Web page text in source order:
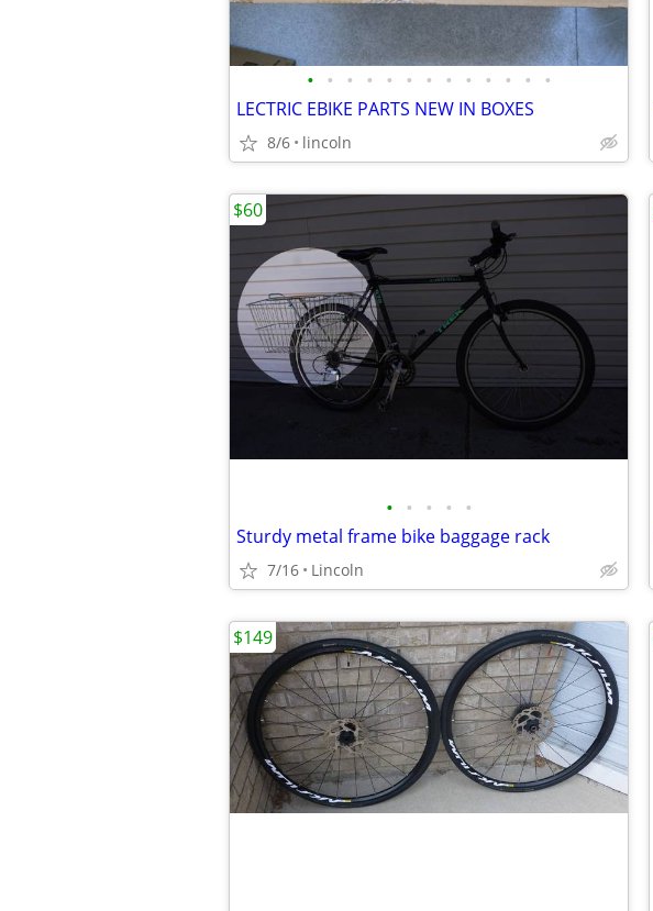
• • • • • • • • • • • • •
LECTRIC EBIKE PARTS NEW IN BOXES
8/6 lincoln
• • • • •
Sturdy metal frame bike baggage rack
7/16 Lincoln
$60
$149